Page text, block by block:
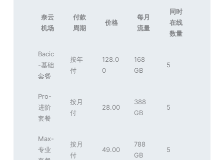
奈云
机场
付款
周期
价格
每月
流量
同时
在线
数量
Bacic
-基础
套餐
按年
付
128.0
0
168
GB
5
Pro-
进阶
套餐
按月
付
28.00
388
GB
5
Max-
专业
按月
付
49.00
788
GB
5